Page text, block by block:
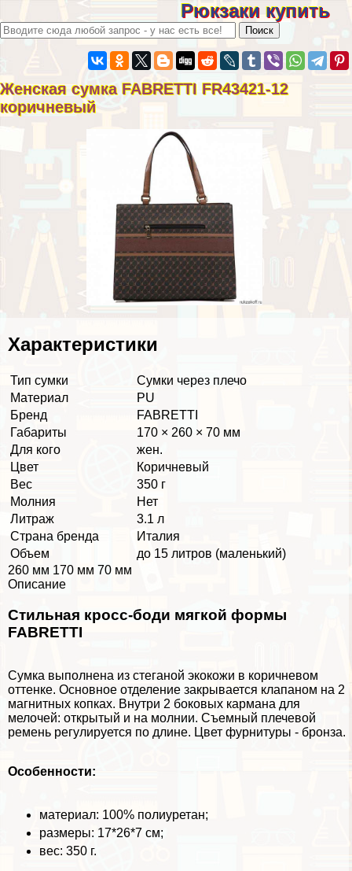
Рюкзаки купить
Женская сумка FABRETTI FR43421-12
коричневый
Хаpaктеристики
Тип сумки
Сумки через плечо
Материал
PU
Бренд
FABRETTI
Габариты
170 × 260 × 70 мм
Для кого
жен.
Цвет
Коричневый
Вес
350 г
Молния
Нет
Литраж
3.1 л
Страна бренда
Италия
Объем
до 15 литров (маленький)
260 мм 170 мм 70 мм
Описание
Стильная кросс-боди мягкой формы
FABRETTI
Сумка выполнена из стеганой экокожи в коричневом
оттенке. Основное отделение закрывается клапаном на 2
магнитных копках. Внутри 2 боковых кармана для
мелочей: открытый и на молнии. Съемный плечевой
ремень регулируется по длине. Цвет фурнитуры - бронза.
Особенности:
материал: 100% полиуретан;
размеры: 17*26*7 см;
вес: 350 г.